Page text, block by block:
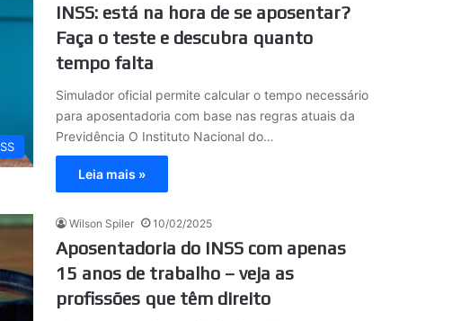
INSS: está na hora de se aposentar?
Faça o teste e descubra quanto
tempo falta
Simulador oficial permite calcular o tempo necessário
para aposentadoria com base nas regras atuais da
Previdência O Instituto Nacional do…
Leia mais »
Wilson Spiler 10/02/2025
Aposentadoria do INSS com apenas
15 anos de trabalho – veja as
profissões que têm direito